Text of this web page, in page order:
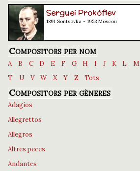
Serguei Prokófiev
1891 Sontsovka - 1953 Moscou
Compositors per nom
A B C D E F G H I J K L M
T
U V W X Y Z Tots
Compositors per gèneres
Adagios
Allegrettos
Allegros
Altres peces
Andantes